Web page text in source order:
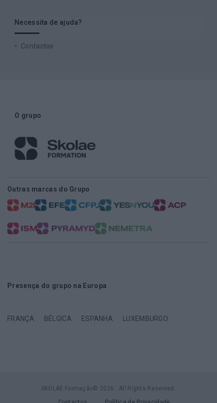
Necessita de ajuda?
Contactos
O grupo
Outras marcas do Grupo
Presença do grupo na Europa
FRANÇA BÉLGICA ESPANHA LUXEMBURGO
SKOLAE Formação© 2026 . All Rights Reserved.